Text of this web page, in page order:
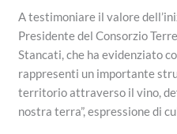
A testimoniare il valore
Presidente del Consorzio
Stancati, che ha evidenziato
rappresenti un importante
territorio attraverso il vino,
nostra terra”, espressione di